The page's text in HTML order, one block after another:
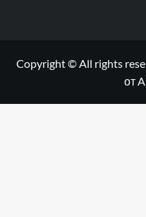
Copyright © All rights
от